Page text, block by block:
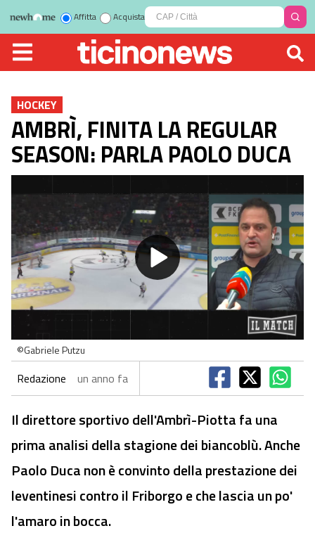
Affitta Acquista
HOCKEY
AMBRÌ, FINITA LA REGULAR
SEASON: PARLA PAOLO DUCA
Play
Video
©Gabriele Putzu
Redazione un anno fa
Il direttore sportivo dell'Ambrì-Piotta fa una
prima analisi della stagione dei biancoblù. Anche
Paolo Duca non è convinto della prestazione dei
leventinesi contro il Friborgo e che lascia un po'
l'amaro in bocca.